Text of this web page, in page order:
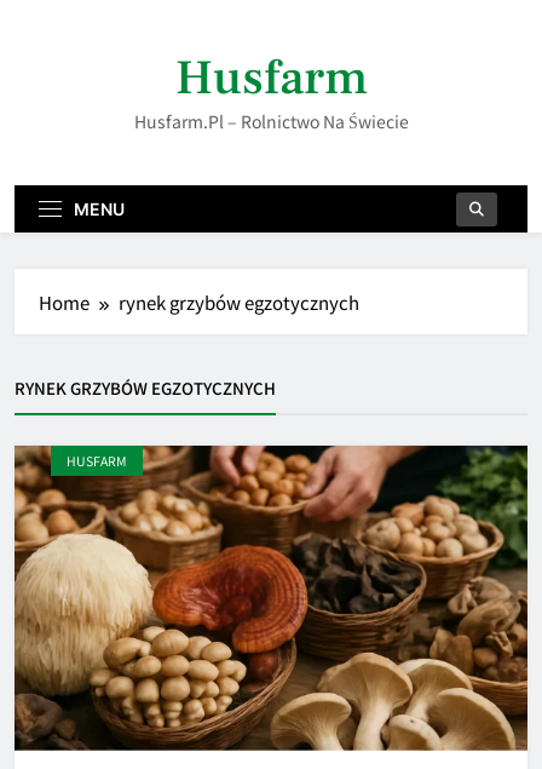
Husfarm
Husfarm.pl – Rolnictwo Na Świecie
MENU
Home rynek grzybów egzotycznych
RYNEK GRZYBÓW EGZOTYCZNYCH
HUSFARM